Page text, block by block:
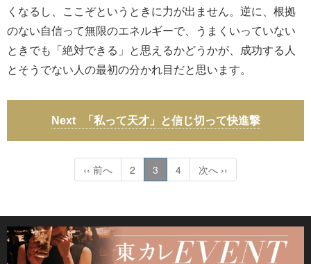
くなるし、ここぞというときに力が出ません。逆に、根拠
のない自信って無限のエネルギーで、うまくいっていない
ときでも「絶対できる」と思えるかどうかが、成功する人
とそうでない人の最初の分かれ目だと思います。
「私って天才」と信じ切って快進撃
‹‹ 前へ 2 3 4 次へ ››